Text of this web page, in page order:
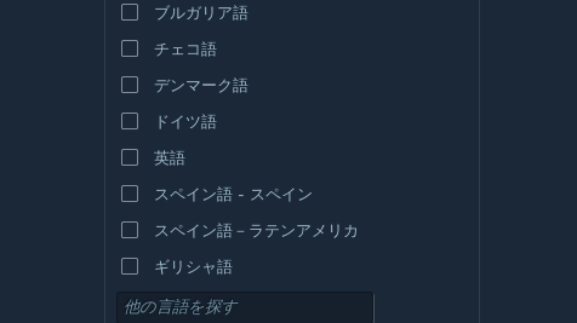
ブルガリア語
チェコ語
デンマーク語
ドイツ語
英語
スペイン語 - スペイン
スペイン語－ラテンアメリカ
ギリシャ語